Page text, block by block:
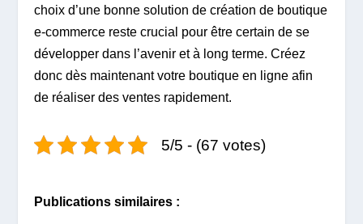
choix d’une bonne solution de création de boutique
e-commerce reste crucial pour être certain de se
développer dans l’avenir et à long terme. Créez
donc dès maintenant votre boutique en ligne afin
de réaliser des ventes rapidement.
5/5 - (67 votes)
Publications similaires :